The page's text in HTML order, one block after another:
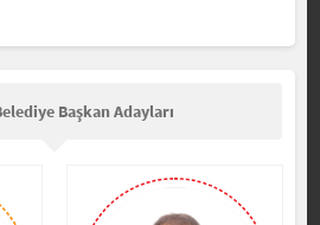
Başkan Adayları